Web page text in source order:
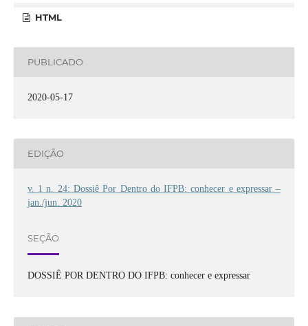
HTML
PUBLICADO
2020-05-17
EDIÇÃO
v. 1 n. 24: Dossiê Por Dentro do IFPB: conhecer e expressar –
jan./jun. 2020
SEÇÃO
DOSSIÊ POR DENTRO DO IFPB: conhecer e expressar